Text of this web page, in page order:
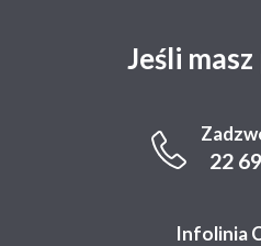
Jeśli
22
Infolinia